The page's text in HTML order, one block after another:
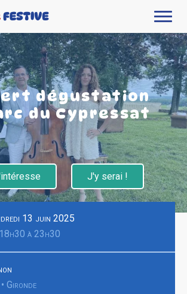
dégustation
du Cypressat
J'y serai !
13 juin 2025
à 23h30
Gironde